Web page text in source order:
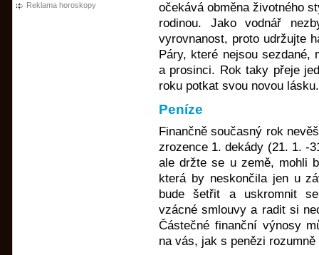
Reklama horoskopy
očekává obměna životného
rodinou. Jako vodnář
vyrovnanost, proto udržujte
Páry, které nejsou sezdané,
a prosinci. Rok taky přeje
roku potkat svou novou lásku.
Peníze
Finančně současný rok
zrozence 1. dekády (21. 1. -
ale držte se u země, mohli
která by neskončila jen u
bude šetřit a uskromnit
vzácné smlouvy a radit si
Částečné finanční výnosy
na vás, jak s penězi